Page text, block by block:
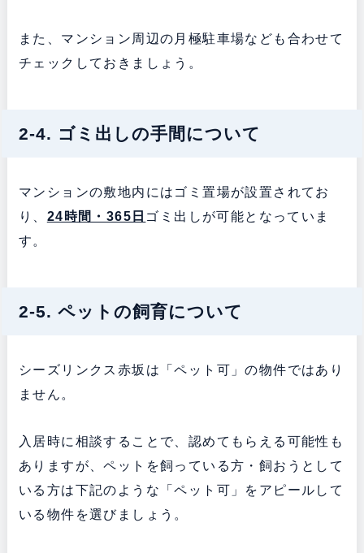
また、マンション周辺の月極駐車場なども合わせて
チェックしておきましょう。
2-4. ゴミ出しの手間について
マンションの敷地内にはゴミ置場が設置されてお
り、 24時間・365日 ゴミ出しが可能となっていま
す。
2-5. ペットの飼育について
シーズリンクス赤坂は「ペット可」の物件ではあり
ません。
入居時に相談することで、認めてもらえる可能性も
ありますが、ペットを飼っている方・飼おうとして
いる方は下記のような「ペット可」をアピールして
いる物件を選びましょう。